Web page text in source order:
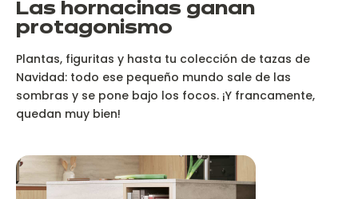
Las hornacinas ganan
protagonismo
Plantas, figuritas y hasta tu colección de tazas de
Navidad: todo ese pequeño mundo sale de las
sombras y se pone bajo los focos. ¡Y francamente,
quedan muy bien!